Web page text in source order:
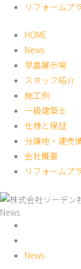
リフォームプ
HOME
News
早島展示場
スタッフ紹介
施工例
一級建築士
仕様と保証
分譲地・建売
会社概要
リフォームプ
News
News